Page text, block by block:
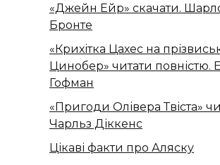
«Джейн Ейр» скачати.
Бронте
«Крихітка Цахес на
Цинобер» читати повністю.
Гофман
«Пригоди Олівера Твіста»
Чарльз Діккенс
Цікаві факти про Аляску